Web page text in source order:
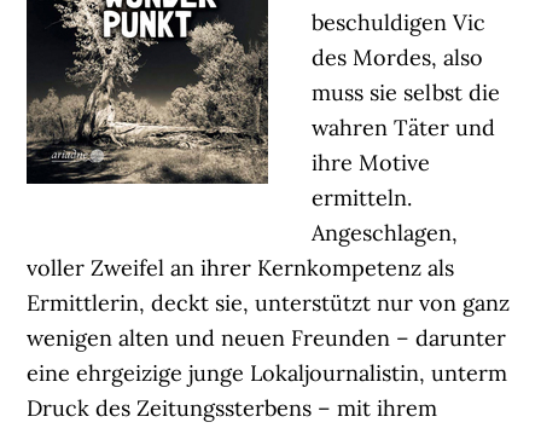
beschuldigen Vic
des Mordes, also
muss sie selbst die
wahren Täter und
ihre Motive
ermitteln.
Angeschlagen,
voller Zweifel an ihrer Kernkompetenz als
Ermittlerin, deckt sie, unterstützt nur von ganz
wenigen alten und neuen Freunden – darunter
eine ehrgeizige junge Lokaljournalistin, unterm
Druck des Zeitungssterbens – mit ihrem